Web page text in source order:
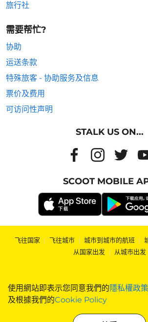
使用網站即表示您同意我們的隱私權政策
及根據我們的Cookie Policy
旅行社
需要帮忙?
协助
运送条款
特殊旅客 - 协助服务及信息
票价及费用
可访问性声明
STALK US ON...
SCOOT MOBILE
飞往国家 | 飞往城市 | 城市到城市的航班 |
从国家出发 | 从城市出发